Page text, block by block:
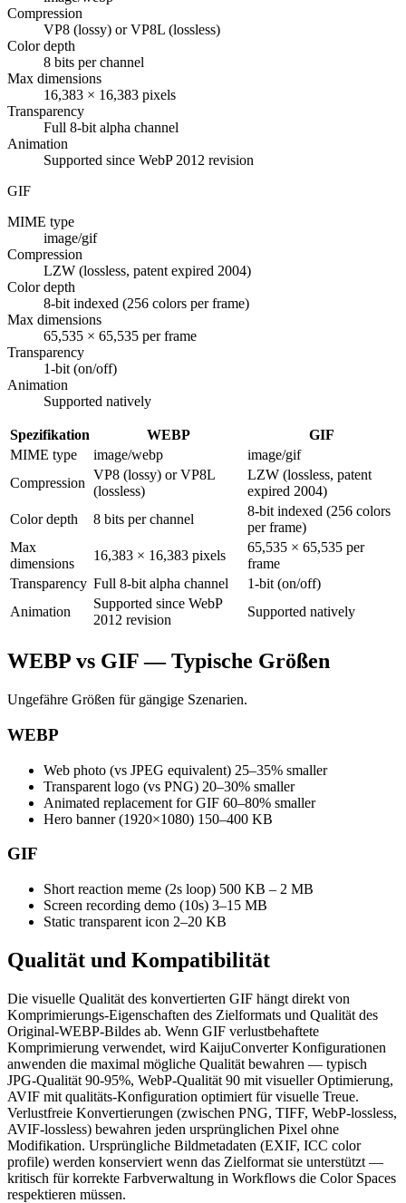
Compression
VP8 (lossy) or VP8L (lossless)
Color depth
8 bits per channel
Max dimensions
16,383 × 16,383 pixels
Transparency
Full 8-bit alpha channel
Animation
Supported since WebP 2012 revision
GIF
MIME type
image/gif
Compression
LZW (lossless, patent expired 2004)
Color depth
8-bit indexed (256 colors per frame)
Max dimensions
65,535 × 65,535 per frame
Transparency
1-bit (on/off)
Animation
Supported natively
Spezifikation WEBP
GIF
MIME type
image/webp
image/gif
Compression
VP8 (lossy) or VP8L
(lossless)
LZW (lossless, patent
expired 2004)
Color depth
8 bits per channel
8-bit indexed (256 colors
per frame)
Max
dimensions
16,383 × 16,383 pixels
65,535 × 65,535 per
frame
Transparency Full 8-bit alpha channel
1-bit (on/off)
Animation
Supported since WebP
2012 revision
Supported natively
WEBP vs GIF — Typische Größen
Ungefähre Größen für gängige Szenarien.
WEBP
Web photo (vs JPEG equivalent) 25–35% smaller
Transparent logo (vs PNG) 20–30% smaller
Animated replacement for GIF 60–80% smaller
Hero banner (1920×1080) 150–400 KB
GIF
Short reaction meme (2s loop) 500 KB – 2 MB
Screen recording demo (10s) 3–15 MB
Static transparent icon 2–20 KB
Qualität und Kompatibilität
Die visuelle Qualität des konvertierten GIF hängt direkt von
Komprimierungs-Eigenschaften des Zielformats und Qualität des
Original-WEBP-Bildes ab. Wenn GIF verlustbehaftete
Komprimierung verwendet, wird KaijuConverter Konfigurationen
anwenden die maximal mögliche Qualität bewahren — typisch
JPG-Qualität 90-95%, WebP-Qualität 90 mit visueller Optimierung,
AVIF mit qualitäts-Konfiguration optimiert für visuelle Treue.
Verlustfreie Konvertierungen (zwischen PNG, TIFF, WebP-lossless,
AVIF-lossless) bewahren jeden ursprünglichen Pixel ohne
Modifikation. Ursprüngliche Bildmetadaten (EXIF, ICC color
profile) werden konserviert wenn das Zielformat sie unterstützt —
kritisch für korrekte Farbverwaltung in Workflows die Color Spaces
respektieren müssen.